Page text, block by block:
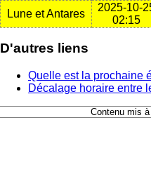
Lune et Antares
2025-10-
02:15
D'autres liens
Quelle est la prochaine
Décalage horaire entre
Contenu mis